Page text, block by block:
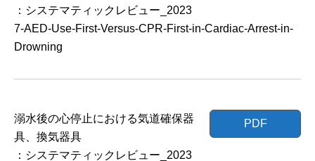
：システマティックレビュー_2023
7-AED-Use-First-Versus-CPR-First-in-Cardiac-Arrest-in-
Drowning
PDF
溺水後の心停止における気道確保器
具、換気器具
：システマティックレビュー_2023